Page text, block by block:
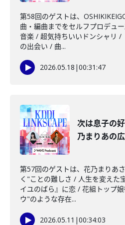
第58回のゲストは、
曲・編曲までをセルフプロデュ
音楽 / 超気持ちいいドンシャリ /
の出会い / 曲...
2026.05.18 |00:31:47
次は息子の
乃まりあの
第57回のゲストは、花乃まりあ
く"ことの難しさ / 人生を変えた
イユのばら』に恋 / 花組トップ
ウ"のような存在...
2026.05.11 |00:34:03